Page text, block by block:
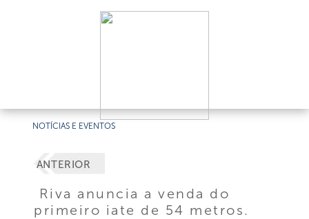
NOTÍCIAS E EVENTOS
ANTERIOR
Riva anuncia a venda do
primeiro iate de 54 metros.